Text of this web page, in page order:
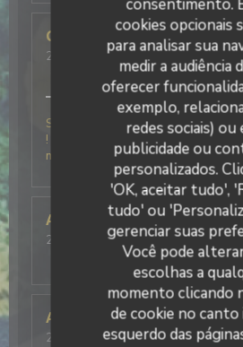
cookies opcionais
para analisar sua
medir a audiência
oferecer
exemplo,
redes sociais) ou
publicidade ou
personalizados.
'OK, aceitar tudo',
tudo' ou
gerenciar suas
Você pode
escolhas a
momento clicando
de cookie no
esquerdo das
Charlotte
F
2026-06-06 - 12:30 - guests 6
ambience :5/5 menu: 5
Simplement le meilleur restaurant
! Le personnel était très agréable
moment encore meilleur !
Alison
2026-07-25- 19:30 - guests 4
ambience:3/5 menu:5
Alain
2026-07-25- 12:30 - guests 4